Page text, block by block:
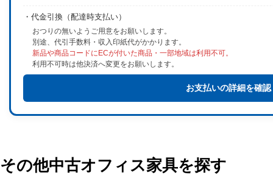
・代金引換（配達時支払い）
おつりの無いようご用意をお願いします。
別途、代引手数料・収入印紙代がかかります。
新品や商品コードにECが付いた商品・一部地域は利用不可。
利用不可時は他決済へ変更をお願いします。
お支払いの詳細を確認
その他中古オフィス家具を探す